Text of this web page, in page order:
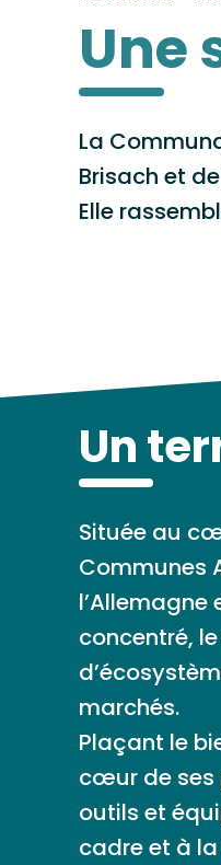
Une
La
Brisach et de
Elle
Un
Située au
Communes
concentré,
marchés.
Plaçant le
cœur de ses
outils et
cadre et à